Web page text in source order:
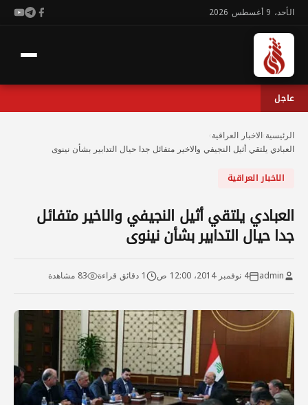
الأحد، 9 أغسطس 2026
عاجل
الرئيسية الاخبار العراقية
العبادي يلتقي أثيل النجيفي والاخير متفائل جدا حيال التدابير بشأن نينوى
الاخبار العراقية
العبادي يلتقي أثيل النجيفي والاخير متفائل
جدا حيال التدابير بشأن نينوى
admin 4 نوفمبر 2014، 12:00 ص 1 دقائق قراءة 83 مشاهدة